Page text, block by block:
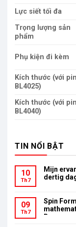
Lực siết tối đa
Trọng lượng sản
phẩm
Phụ kiện đi kèm
Kích thước (với pin
BL4025)
Kích thước (với pin
BL4040)
TIN NỔI BẬT
10
Th7
Mijn
dertig
09
Th7
Spin